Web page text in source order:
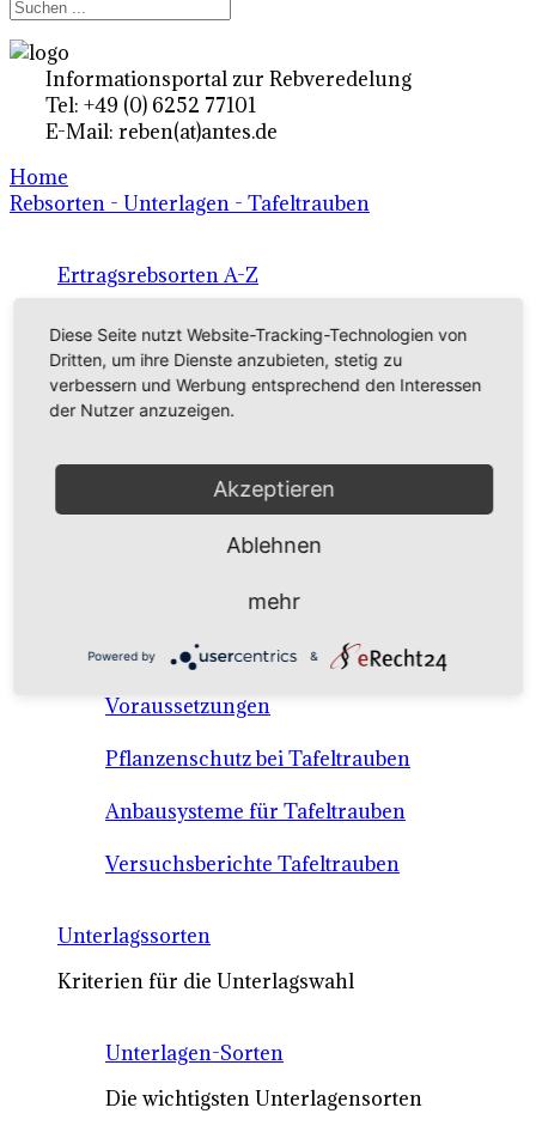
Informationsportal zur Rebveredelung
Tel: +49 (0) 6252 77101
E-Mail: reben(at)antes.de
Home
Rebsorten - Unterlagen - Tafeltrauben
Ertragsrebsorten A-Z
Rebsorten international
Tafeltraubensorten
Anbausysteme & Recht
Voraussetzungen
Pflanzenschutz bei Tafeltrauben
Anbausysteme für Tafeltrauben
Versuchsberichte Tafeltrauben
Unterlagssorten
Kriterien für die Unterlagswahl
Unterlagen-Sorten
Die wichtigsten Unterlagensorten
Diese Seite nutzt Website-Tracking-Technologien von
Dritten, um ihre Dienste anzubieten, stetig zu
verbessern und Werbung entsprechend den Interessen
der Nutzer anzuzeigen.
Akzeptieren
Ablehnen
mehr
Powered by &